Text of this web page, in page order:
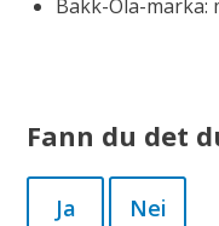
Bakk-Ola-marka:
Fann du det
Ja Nei